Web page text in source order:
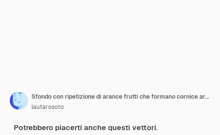
Sfondo con ripetizione di arance frutti che formano cornice arancione
lautarosoto
Potrebbero piacerti anche questi vettori.